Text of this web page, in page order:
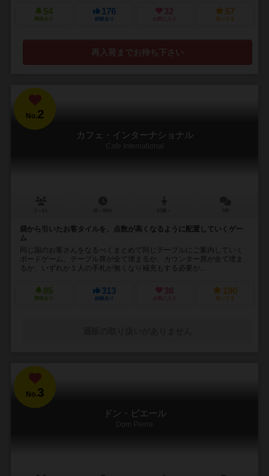
54
興味あり
176
経験あり
32
お気に入り
57
持ってる
再入荷までお待ち下さい
No.2
カフェ・インターナショナル
Cafe International
袋から引いたお客タイルを、点数が高くなるように配置していくゲー
ム
同じ国のお客さんをなるべくまとめて同じテーブルにご案内していく
ボードゲーム。テーブル席が全て埋まるか、カウンター席が全て埋ま
るか、いずれか１人の手札が無くなり補充もする必要が...
85
興味あり
313
経験あり
38
お気に入り
190
持ってる
No.3
ドン・ピエール
Dom Pierre